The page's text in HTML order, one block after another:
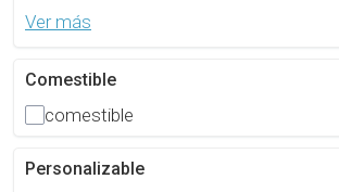
Ver más
Comestible
comestible
Personalizable